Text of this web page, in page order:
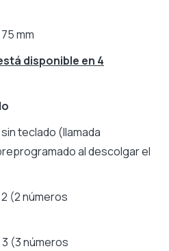
mm
disponible en 4
teclado (llamada
al descolgar el
(2 números
3 (3 números